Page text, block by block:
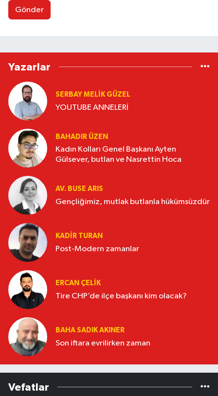
Gönder
Yazarlar
SERBAY MELIK GÜZEL
YOUTUBE ANNELERİ
BAHADIR ÜZEN
Kadın Kolları Genel Başkanı Ayten
Gülsever, butlan ve Nasrettin Hoca
AV. BUSE ARIS
Gençliğimiz, mutlak butlanla hükümsüzdür
KADIR TURAN
Post-Modern zamanlar
ERCAN ÇELIK
Tire CHP’de ilçe başkanı kim olacak?
BAHA SADIK AKINER
Son iftara evrilirken zaman
Vefatlar